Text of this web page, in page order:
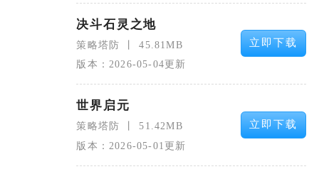
决斗石灵之地
策略塔防
45.81MB
版本：2026-05-04更新
立即下载
世界启元
策略塔防
51.42MB
版本：2026-05-01更新
立即下载